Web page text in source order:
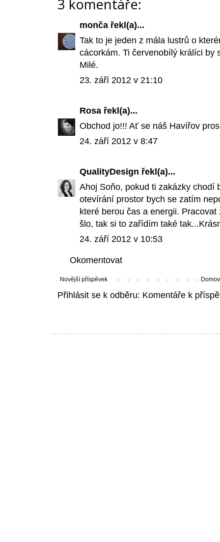
3 komentáře:
monča řekl(a)...
Tak to je jeden z mála lustrů o
cácorkám. Ti červenobílý králíci by
Milé.
23. září 2012 v 21:10
Rosa řekl(a)...
Obchod jo!!! Ať se náš Havířov
24. září 2012 v 8:47
QualityDesign řekl(a)...
Ahoj Soňo, pokud ti zakázky chodí
otevírání prostor bych se zatím
které berou čas a energii.
šlo, tak si to zařídím také
24. září 2012 v 10:53
Okomentovat
Novější příspěvek
Přihlásit se k odběru: Komentáře k